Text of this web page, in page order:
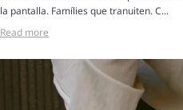
la pantalla. Famílies que tranuiten. C...
Read more